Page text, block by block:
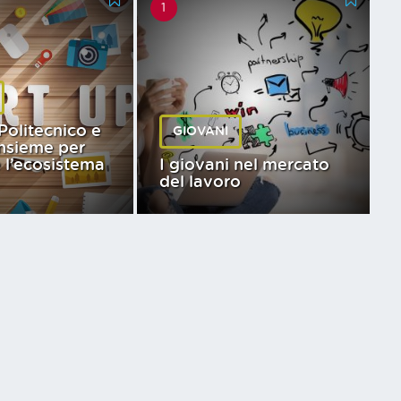
e
per
1
GIOVANI
I giovani nel mercato
del lavoro